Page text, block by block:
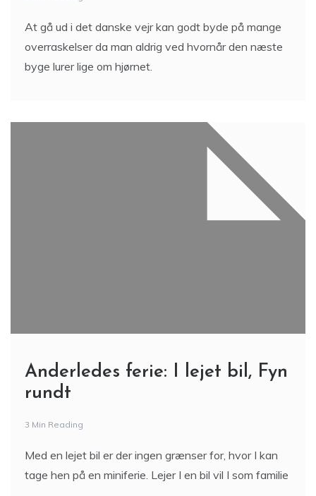
At gå ud i det danske vejr kan godt byde på mange
overraskelser da man aldrig ved hvornår den næste
byge lurer lige om hjørnet.
Anderledes ferie: I lejet bil, Fyn
rundt
3 Min Reading
Med en lejet bil er der ingen grænser for, hvor I kan
tage hen på en miniferie. Lejer I en bil vil I som familie